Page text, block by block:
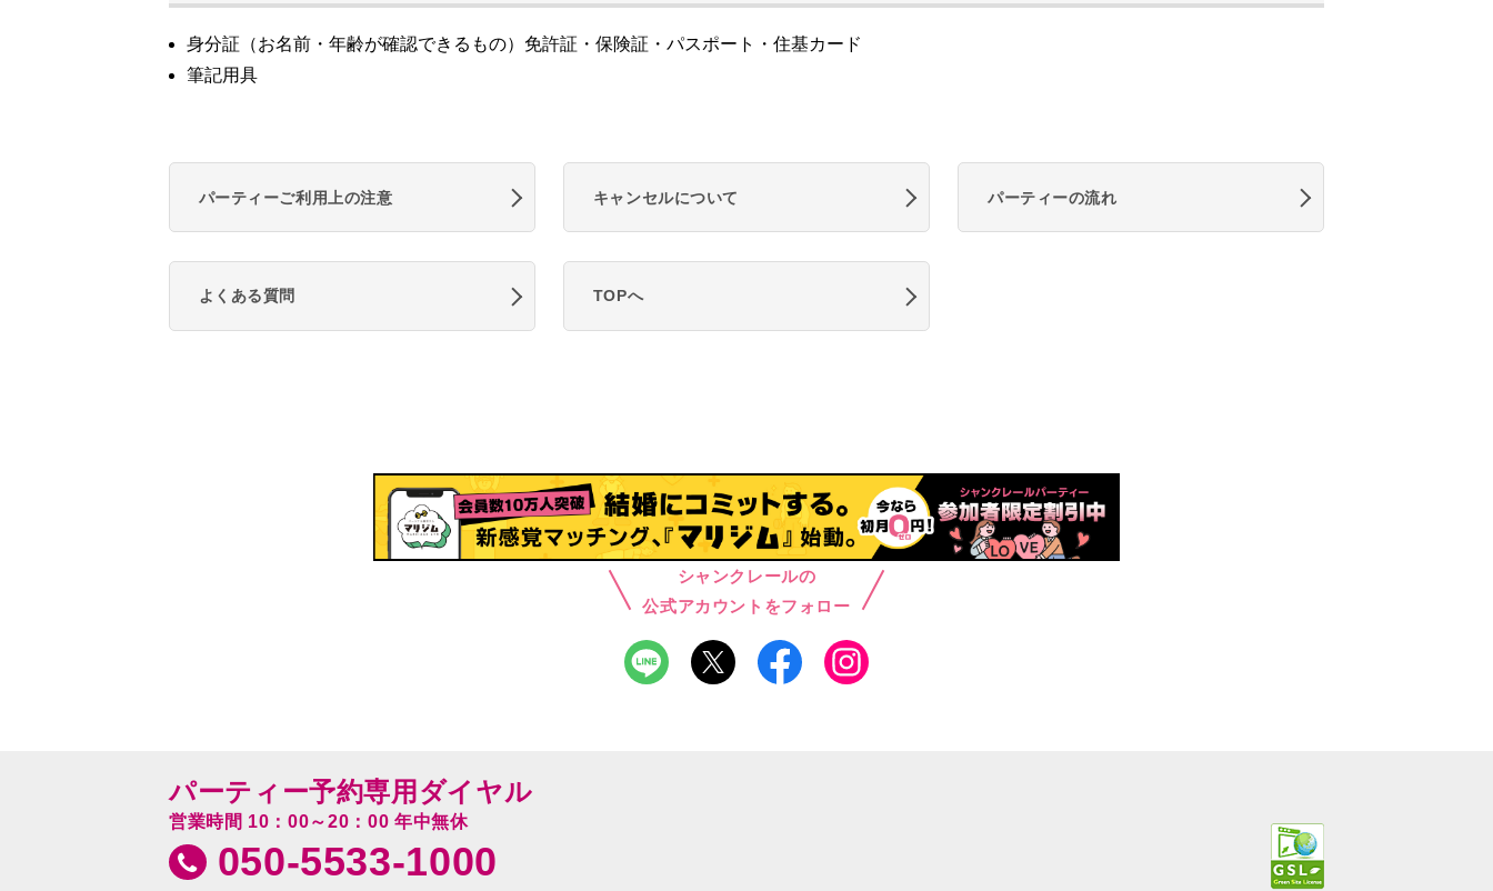
身分証（お名前・年齢が確認できるもの）免許証・保険証・パスポート・住基カード
筆記用具
パーティーご利用上の注意 キャンセルについて パーティーの流れ
よくある質問 TOPへ
シャンクレールの
公式アカウントをフォロー
パーティー予約専用ダイヤル
営業時間 10：00～20：00 年中無休
050-5533-1000